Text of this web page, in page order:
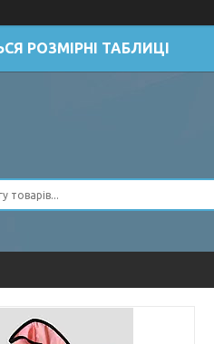
РОЗМІРНІ ТАБЛИЦІ